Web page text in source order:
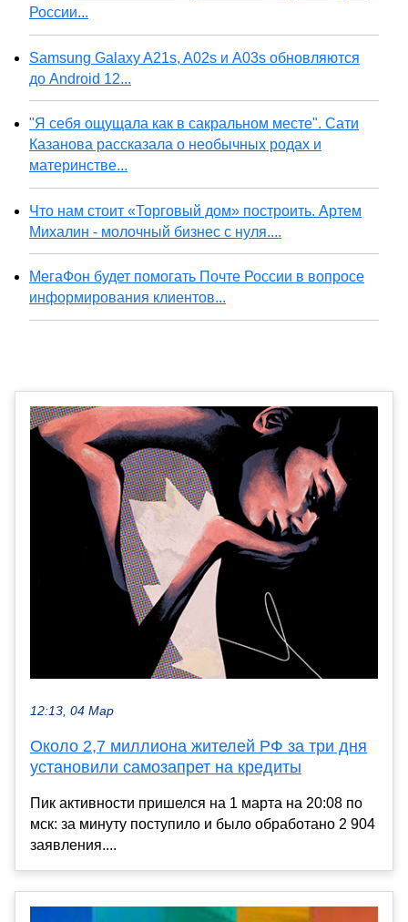
России...
Samsung Galaxy A21s, A02s и A03s обновляются
до Android 12...
"Я себя ощущала как в сакральном месте". Сати
Казанова рассказала о необычных родах и
материнстве...
Что нам стоит «Торговый дом» построить. Артем
Михалин - молочный бизнес с нуля....
МегаФон будет помогать Почте России в вопросе
информирования клиентов...
12:13, 04 Мар
Около 2,7 миллиона жителей РФ за три дня
установили самозапрет на кредиты
Пик активности пришелся на 1 марта на 20:08 по
мск: за минуту поступило и было обработано 2 904
заявления....